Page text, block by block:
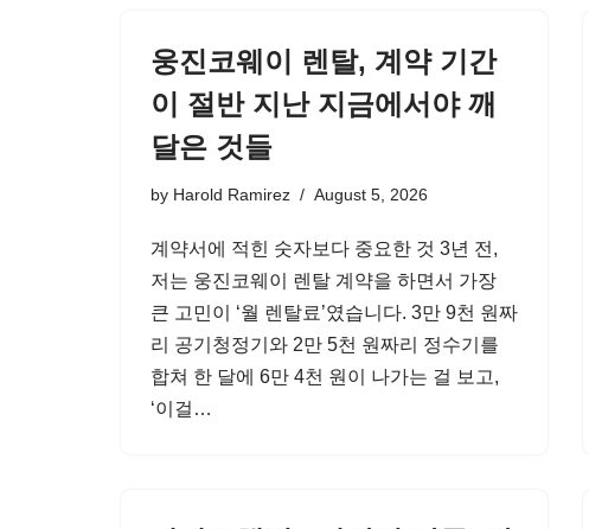
웅진코웨이 렌탈, 계약 기간
이 절반 지난 지금에서야 깨
달은 것들
by Harold Ramirez August 5, 2026
계약서에 적힌 숫자보다 중요한 것 3년 전,
저는 웅진코웨이 렌탈 계약을 하면서 가장
큰 고민이 ‘월 렌탈료’였습니다. 3만 9천 원짜
리 공기청정기와 2만 5천 원짜리 정수기를
합쳐 한 달에 6만 4천 원이 나가는 걸 보고,
‘이걸…